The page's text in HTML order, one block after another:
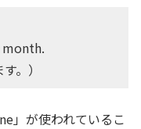
month.
。）
」が使われているこ